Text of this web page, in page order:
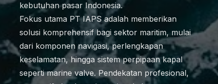
kebutuhan pasar Indonesia.
Fokus utama PT IAPS adalah memberikan
solusi komprehensif bagi sektor maritim, mulai
dari komponen navigasi, perlengkapan
keselamatan, hingga sistem perpipaan kapal
seperti marine valve. Pendekatan profesional,